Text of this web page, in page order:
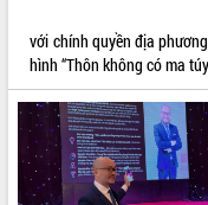
LIÊN KẾT WEB
THỐNG KÊ TRUY CẬP
Hôm nay: 22567
với chính quyền địa
hình “Thôn không có ma